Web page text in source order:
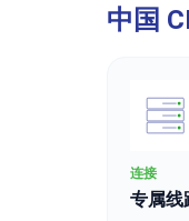
中国
连接
专属线